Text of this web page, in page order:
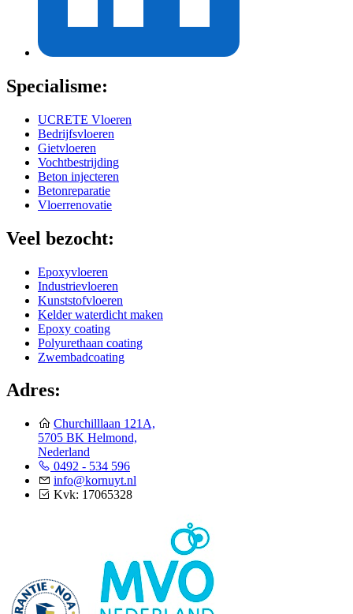
Specialisme:
UCRETE Vloeren
Bedrijfsvloeren
Gietvloeren
Vochtbestrijding
Beton injecteren
Betonreparatie
Vloerrenovatie
Veel bezocht:
Epoxyvloeren
Industrievloeren
Kunststofvloeren
Kelder waterdicht maken
Epoxy coating
Polyurethaan coating
Zwembadcoating
Adres:
Churchilllaan 121A,
5705 BK Helmond,
Nederland
0492 - 534 596
info@kornuyt.nl
Kvk: 17065328